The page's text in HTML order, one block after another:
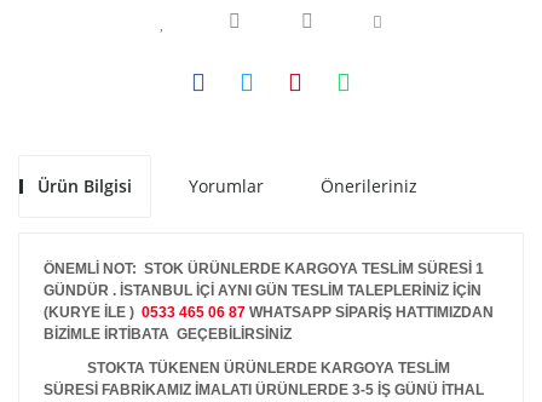
Ürün Bilgisi Yorumlar Önerileriniz
ÖNEMLİ NOT: STOK ÜRÜNLERDE KARGOYA TESLİM SÜRESİ 1
GÜNDÜR . İSTANBUL İÇİ AYNI GÜN TESLİM TALEPLERİNİZ İÇİN
(KURYE İLE ) 0533 465 06 87 WHATSAPP SİPARİŞ HATTIMIZDAN
BİZİMLE İRTİBATA GEÇEBİLİRSİNİZ
STOKTA TÜKENEN ÜRÜNLERDE KARGOYA TESLİM
SÜRESİ FABRİKAMIZ İMALATI ÜRÜNLERDE 3-5 İŞ GÜNÜ İTHAL